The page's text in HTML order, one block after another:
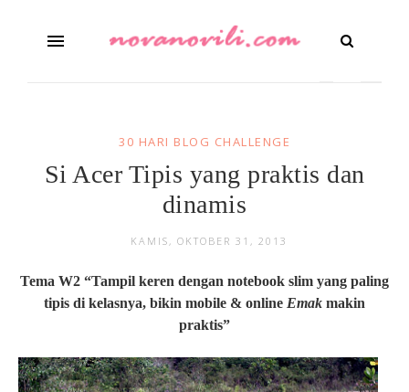
30 HARI BLOG CHALLENGE
Si Acer Tipis yang praktis dan
dinamis
KAMIS, OKTOBER 31, 2013
Tema W2 “Tampil keren dengan notebook slim yang paling
tipis di kelasnya, bikin mobile & online Emak makin
praktis”